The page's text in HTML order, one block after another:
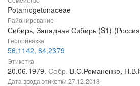
Potamogetonaceae
Районирование
Сибирь, Западная Сибирь (S1)
Геопривязка
56,1142, 84,2379
Этикетка
20.06.1979. Собр. В.С.Романенко,
Дата ввода этикетки 27.12.2018